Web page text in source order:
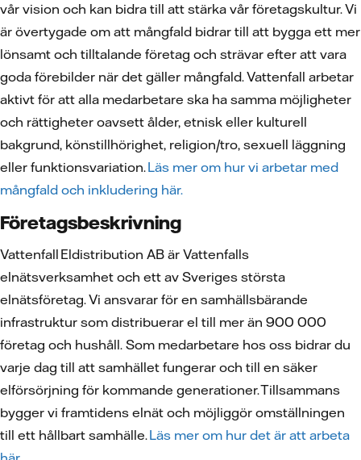
vår vision och kan bidra till att stärka vår företagskultur. Vi
är övertygade om att mångfald bidrar till att bygga ett mer
lönsamt och tilltalande företag och strävar efter att vara
goda förebilder när det gäller mångfald. Vattenfall arbetar
aktivt för att alla medarbetare ska ha samma möjligheter
och rättigheter oavsett ålder, etnisk eller kulturell
bakgrund, könstillhörighet, religion/tro, sexuell läggning
eller funktionsvariation.Läs mer om hur vi arbetar med
mångfald och inkludering här.
Företagsbeskrivning
Vattenfall Eldistribution AB är Vattenfalls
elnätsverksamhet och ett av Sveriges största
elnätsföretag. Vi ansvarar för en samhällsbärande
infrastruktur som distribuerar el till mer än 900 000
företag och hushåll. Som medarbetare hos oss bidrar du
varje dag till att samhället fungerar och till en säker
elförsörjning för kommande generationer. Tillsammans
bygger vi framtidens elnät och möjliggör omställningen
till ett hållbart samhälle.Läs mer om hur det är att arbeta